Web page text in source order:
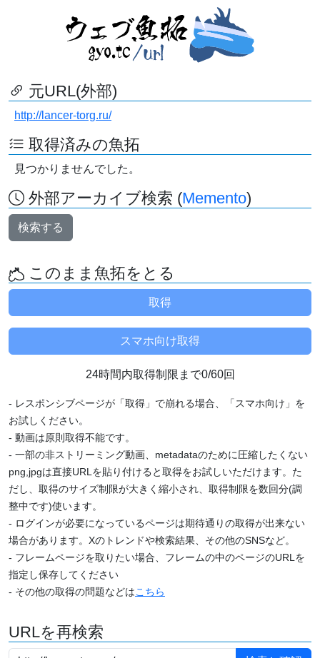
元URL(外部)
http://lancer-torg.ru/
取得済みの魚拓
見つかりませんでした。
外部アーカイブ検索 (Memento)
検索する
このまま魚拓をとる
24時間内取得制限まで0/60回
- レスポンシブページが「取得」で崩れる場合、「スマホ向け」を
お試しください。
- 動画は原則取得不能です。
- 一部の非ストリーミング動画、metadataのために圧縮したくない
png,jpgは直接URLを貼り付けると取得をお試しいただけます。た
だし、取得のサイズ制限が大きく縮小され、取得制限を数回分(調
整中です)使います。
- ログインが必要になっているページは期待通りの取得が出来ない
場合があります。Xのトレンドや検索結果、その他のSNSなど。
- フレームページを取りたい場合、フレームの中のページのURLを
指定し保存してください
- その他の取得の問題などはこちら
URLを再検索